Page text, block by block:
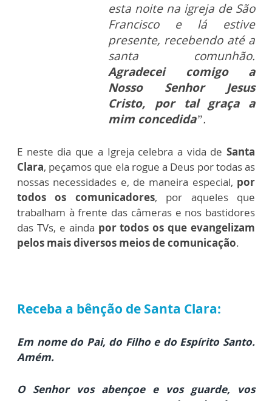
esta noite na igreja de São
Francisco e lá estive
presente, recebendo até a
santa comunhão.
Agradecei comigo a
Nosso Senhor Jesus
Cristo, por tal graça a
mim concedida”.
E neste dia que a Igreja celebra a vida de Santa
Clara, peçamos que ela rogue a Deus por todas as
nossas necessidades e, de maneira especial, por
todos os comunicadores, por aqueles que
trabalham à frente das câmeras e nos bastidores
das TVs, e ainda por todos os que evangelizam
pelos mais diversos meios de comunicação.
Receba a bênção de Santa Clara:
Em nome do Pai, do Filho e do Espírito Santo.
Amém.
O Senhor vos abençoe e vos guarde, vos